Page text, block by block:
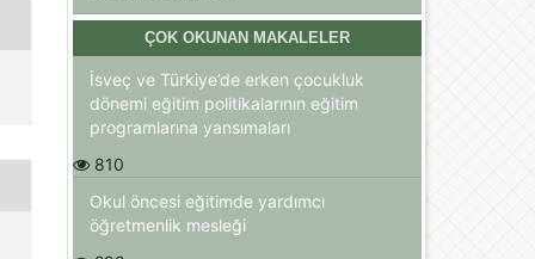
ÇOK OKUNAN MAKALELER
İsveç ve Türkiye’de erken çocukluk
dönemi eğitim politikalarının eğitim
programlarına yansımaları
810
Okul öncesi eğitimde yardımcı
öğretmenlik mesleği